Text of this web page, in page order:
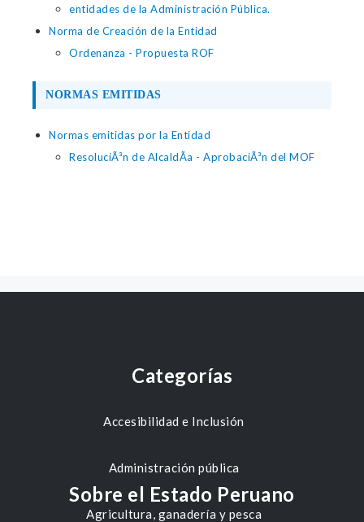
entidades de la Administración Pública.
Norma de Creación de la Entidad
Ordenanza - Propuesta ROF
NORMAS EMITIDAS
Normas emitidas por la Entidad
ResoluciÃ³n de AlcaldÃ­a - AprobaciÃ³n del MOF
Categorías
Accesibilidad e Inclusión
Administración pública
Agricultura, ganadería y pesca
Sobre el Estado Peruano